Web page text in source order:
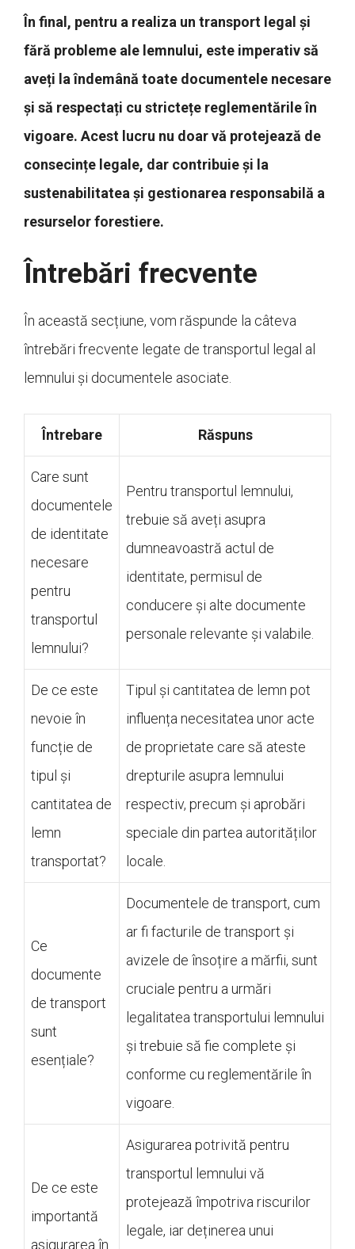
În final, pentru a realiza un transport legal și
fără probleme ale lemnului, este imperativ să
aveți la îndemână toate documentele necesare
și să respectați cu strictețe reglementările în
vigoare. Acest lucru nu doar vă protejează de
consecințe legale, dar contribuie și la
sustenabilitatea și gestionarea responsabilă a
resurselor forestiere.
Întrebări frecvente
În această secțiune, vom răspunde la câteva
întrebări frecvente legate de transportul legal al
lemnului și documentele asociate.
Întrebare Răspuns
Care sunt
documentele
de identitate
necesare
pentru
transportul
lemnului?
Pentru transportul lemnului,
trebuie să aveți asupra
dumneavoastră actul de
identitate, permisul de
conducere și alte documente
personale relevante și valabile.
De ce este
nevoie în
funcție de
tipul și
cantitatea de
lemn
transportat?
Tipul și cantitatea de lemn pot
influența necesitatea unor acte
de proprietate care să ateste
drepturile asupra lemnului
respectiv, precum și aprobări
speciale din partea autorităților
locale.
Ce
documente
de transport
sunt
esențiale?
Documentele de transport, cum
ar fi facturile de transport și
avizele de însoțire a mărfii, sunt
cruciale pentru a urmări
legalitatea transportului lemnului
și trebuie să fie complete și
conforme cu reglementările în
vigoare.
De ce este
importantă
asigurarea în
Asigurarea potrivită pentru
transportul lemnului vă
protejează împotriva riscurilor
legale, iar deținerea unui